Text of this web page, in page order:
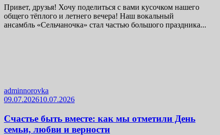
Привет, друзья! Хочу поделиться с вами кусочком нашего
общего тёплого и летнего вечера! Наш вокальный
ансамбль «Сельчаночка» стал частью большого праздника...
adminnorovka
09.07.202610.07.2026
Счастье быть вместе: как мы отметили День
семьи, любви и верности